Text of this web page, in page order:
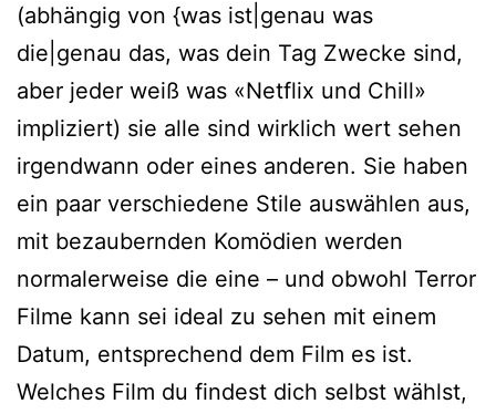
(abhängig von {was ist|genau was
die|genau das, was dein Tag Zwecke sind,
aber jeder weiß was «Netflix und Chill»
impliziert) sie alle sind wirklich wert sehen
irgendwann oder eines anderen. Sie haben
ein paar verschiedene Stile auswählen aus,
mit bezaubernden Komödien werden
normalerweise die eine – und obwohl Terror
Filme kann sei ideal zu sehen mit einem
Datum, entsprechend dem Film es ist.
Welches Film du findest dich selbst wählst,